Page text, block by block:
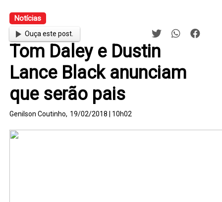
Notícias
Ouça este post.
Tom Daley e Dustin
Lance Black anunciam
que serão pais
Genilson Coutinho, 19/02/2018 | 10h02